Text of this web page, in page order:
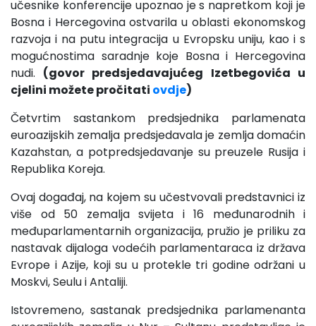
učesnike konferencije upoznao je s napretkom koji je
Bosna i Hercegovina ostvarila u oblasti ekonomskog
razvoja i na putu integracija u Evropsku uniju, kao i s
mogućnostima saradnje koje Bosna i Hercegovina
nudi. (govor predsjedavajućeg Izetbegovića u
cjelini možete pročitati ovdje)
Četvrtim sastankom predsjednika parlamenata
euroazijskih zemalja predsjedavala je zemlja domaćin
Kazahstan, a potpredsjedavanje su preuzele Rusija i
Republika Koreja.
Ovaj događaj, na kojem su učestvovali predstavnici iz
više od 50 zemalja svijeta i 16 međunarodnih i
međuparlamentarnih organizacija, pružio je priliku za
nastavak dijaloga vodećih parlamentaraca iz država
Evrope i Azije, koji su u protekle tri godine održani u
Moskvi, Seulu i Antaliji.
Istovremeno, sastanak predsjednika parlamenanta